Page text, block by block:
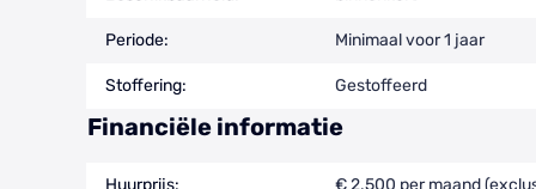
Periode: Minimaal voor 1 jaar
Stoffering: Gestoffeerd
Financiële informatie